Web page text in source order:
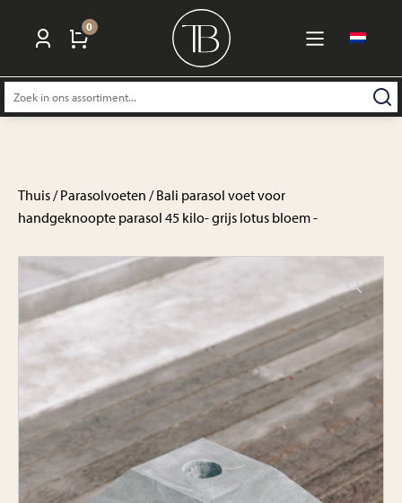
0
Zoeken
naar:
Thuis/Parasolvoeten / Bali parasol voet voor
handgeknoopte parasol 45 kilo- grijs lotus bloem -